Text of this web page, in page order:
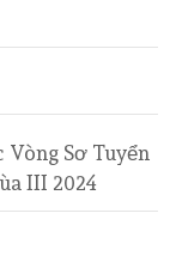
Sơ Tuyển
III 2024